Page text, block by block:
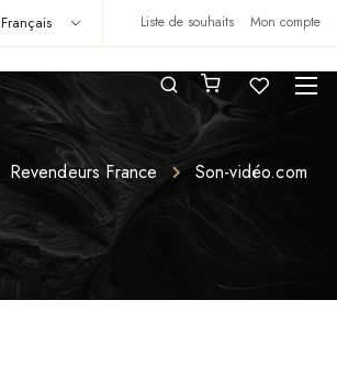
Liste de souhaits Mon compte
Français
Revendeurs France
Son-vidéo.com